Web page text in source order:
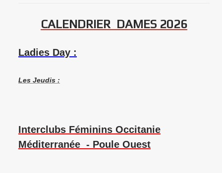
CALENDRIER DAMES 2026
Ladies Day :
Les Jeudis :
Interclubs Féminins Occitanie
Méditerranée - Poule Ouest